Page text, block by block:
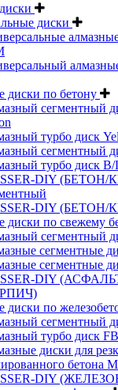
диски
диски по бетону
сегментный
турбо диск
сегментный
турбо диск B/
DIY (БЕТОН/
DIY (БЕТОН/
диски по свежему
сегментный
сегментные
сегментные
DIY
диски по
сегментный
турбо диск
диски для
бетона
DIY